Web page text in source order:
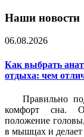
Наши новости
06.08.2026
Как выбрать
отдыха: чем
Правильно
комфорт сна.
положение
в мышцах и